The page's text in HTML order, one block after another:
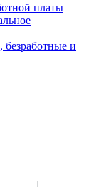
платы
безработные и